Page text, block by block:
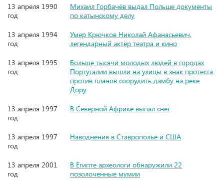
13 апреля 1990
год
Михаил Горбачёв выдал Польше документы
по катынскому делу
13 апреля 1994
год
Умер Крючков Николай Афанасьевич,
легендарный актёр театра и кино
13 апреля 1995
год
Больше тысячи молодых людей в городах
Португалии вышли на улицы в знак протеста
против планов соорудить дамбу на реке
Дору
13 апреля 1997
год
В Северной Африке выпал снег
13 апреля 1997
год
Наводнения в Ставрополье и США
13 апреля 2001
год
В Египте археологи обнаружили 22
позолоченные мумии